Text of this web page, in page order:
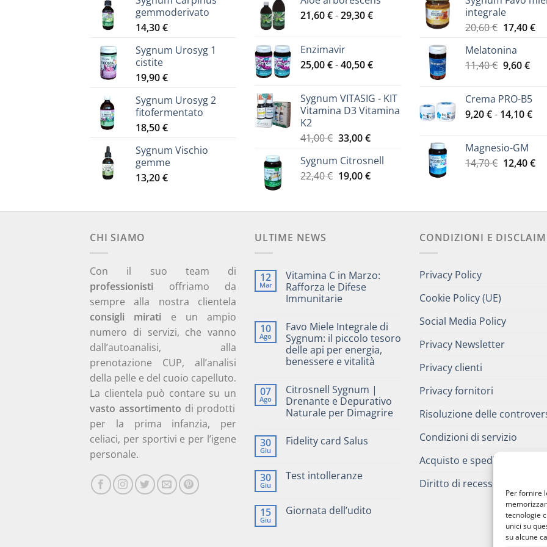
Per fornire
tecnologie
unici su
su alcune
gemmoderivato
14,30€
Sygnum Urosyg 1
cistite
19,90€
Sygnum Urosyg 2
fitofermentato
18,50€
Sygnum Vischio
gemme
13,20€
21,60€-29,30€Fascia
21,60 €
29,30 €
Enzimavir
25,00€-40,50€Fascia
da
25,00 €
Sygnum VITASIG - KIT
Vitamina D3 Vitamina
K2
41,00€ Il
originale
era:
33,00€Il
attuale
è:
Sygnum Citrosnell
22,40€ Il
era:
19,00€Il
è:
integrale
20,60€ Il
originale
era:
17,40€Il
Melatonina
11,40€ Il
era:
11,40 €.
9,60€Il
è:
9,60
Crema PRO-B5
9,20€- 14,10€
Magnesio-GM
14,70€ Il
14,70 €.
12,40€Il
CHI SIAMO
Con il suo team di
professionisti offriamo da
sempre alla nostra clientela
consigli mirati e un ampio
numero di servizi, che vanno
dall’autoanalisi, alla
prenotazione CUP, all’analisi
della pelle e del cuoio capelluto.
La clientela può contare su un
vasto assortimento di prodotti
per la prima infanzia, per
celiaci, per sportivi e per l’igene
personale.
ULTIME NEWS
12
Mar
Vitamina C in Marzo:
Rafforza le Difese
Immunitarie
10
Ago
Favo Miele Integrale di
Sygnum: il piccolo tesoro
delle api per energia,
benessere e vitalità
07
Ago
Citrosnell Sygnum |
Drenante e Depurativo
Naturale per Dimagrire
30
Giu
Fidelity card Salus
30
Giu
Test intolleranze
15
Giu
Giornata dell’udito
CONDIZIONI E
Privacy Policy
Cookie Policy (UE)
Social Media Policy
Privacy Newsletter
Privacy clienti
Privacy fornitori
Risoluzione delle
Condizioni di servizio
Acquisto e spedizioni
Diritto di recesso